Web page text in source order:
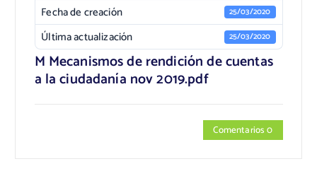
Fecha de creación 25/03/2020
Última actualización 25/03/2020
M Mecanismos de rendición de cuentas
a la ciudadanía nov 2019.pdf
Comentarios 0